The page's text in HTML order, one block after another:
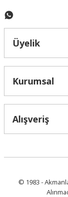
Üyelik
Kurumsal
Alışveriş
© 1983 -